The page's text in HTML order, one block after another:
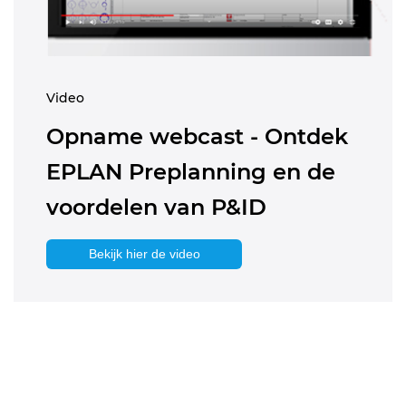
Video
Opname webcast - Ontdek
EPLAN Preplanning en de
voordelen van P&ID
Bekijk hier de video